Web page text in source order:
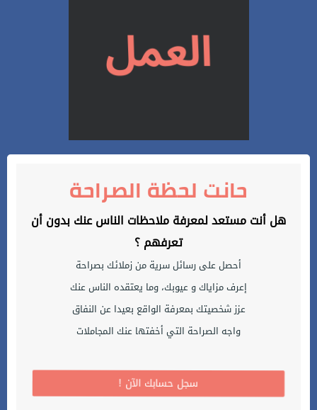
حانت لحظة الصراحة
هل أنت مستعد لمعرفة ملاحظات الناس عنك بدون أن
تعرفهم ؟
أحصل على رسائل سرية من زملائك بصراحة
إعرف مزاياك و عيوبك، وما يعتقده الناس عنك
عزز شخصيتك بمعرفة الواقع بعيدا عن النفاق
واجه الصراحة التي أخفتها عنك المجاملات
! سجل حسابك الآن